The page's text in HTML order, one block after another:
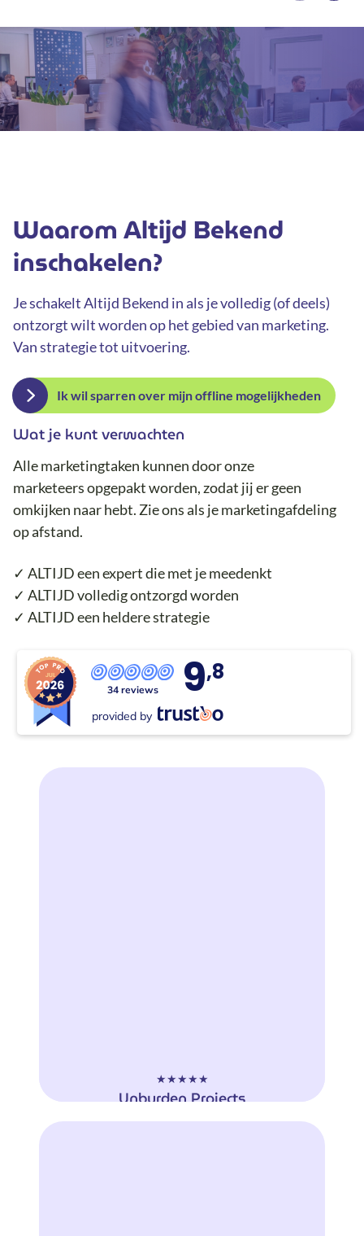
Waarom Altijd Bekend
inschakelen?
Je schakelt Altijd Bekend in als je volledig (of deels)
ontzorgt wilt worden op het gebied van marketing.
Van strategie tot uitvoering.
Ik wil sparren over mijn offline mogelijkheden
Wat je kunt verwachten
Alle marketingtaken kunnen door onze
marketeers opgepakt worden, zodat jij er geen
omkijken naar hebt. Zie ons als je marketingafdeling
op afstand.
✓ ALTIJD een expert die met je meedenkt
✓ ALTIJD volledig ontzorgd worden
✓ ALTIJD een heldere strategie
34 reviews 9,8
provided by
★★★★★
Unburden Projects
"Wij zijn sinds de start van ons bedrijf in